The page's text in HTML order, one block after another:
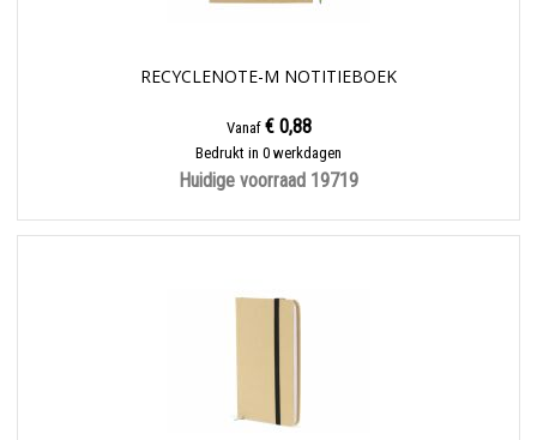
RECYCLENOTE-M NOTITIEBOEK
Vanaf € 0,88
Bedrukt in 0 werkdagen
Huidige voorraad 19719